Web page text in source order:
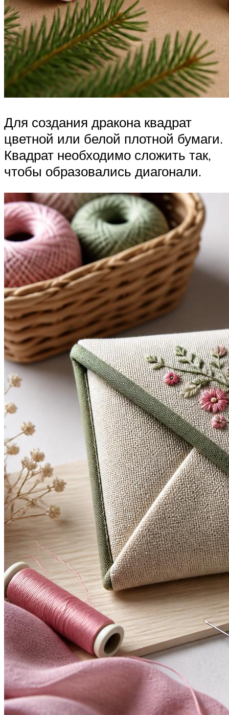
Для создания дракона квадрат
цветной или белой плотной бумаги.
Квадрат необходимо сложить так,
чтобы образовались диагонали.